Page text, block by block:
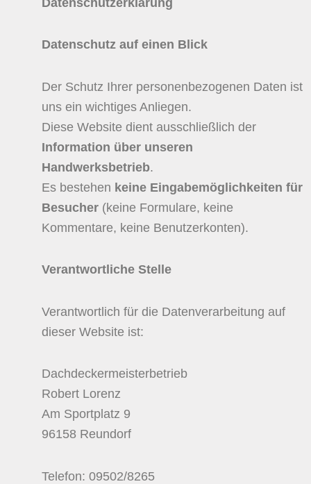
Datenschutz auf einen Blick
Der Schutz Ihrer personenbezogenen Daten ist
uns ein wichtiges Anliegen.
Diese Website dient ausschließlich der
Information über unseren
Handwerksbetrieb.
Es bestehen keine Eingabemöglichkeiten für
Besucher (keine Formulare, keine
Kommentare, keine Benutzerkonten).
Verantwortliche Stelle
Verantwortlich für die Datenverarbeitung auf
dieser Website ist:
Dachdeckermeisterbetrieb
Robert Lorenz
Am Sportplatz 9
96158 Reundorf
Telefon: 09502/8265